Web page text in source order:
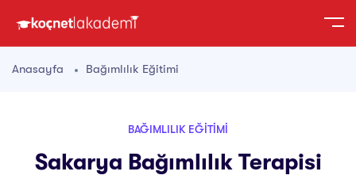
Anasayfa Bağımlılık Eğitimi
BAĞIMLILIK EĞITIMI
Sakarya Bağımlılık Terapisi